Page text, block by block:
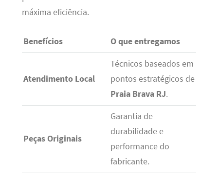
máxima eficiência.
Benefícios O que entregamos
Atendimento Local
Técnicos baseados em
pontos estratégicos de
Praia Brava RJ.
Peças Originais
Garantia de
durabilidade e
performance do
fabricante.